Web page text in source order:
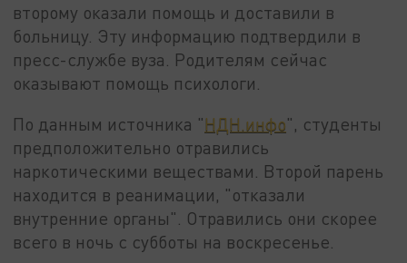
второму оказали помощь и доставили в
больницу. Эту информацию подтвердили в
пресс-службе вуза. Родителям сейчас
оказывают помощь психологи.
По данным источника "НДН.инфо", студенты
предположительно отравились
наркотическими веществами. Второй парень
находится в реанимации, "отказали
внутренние органы". Отравились они скорее
всего в ночь с субботы на воскресенье.